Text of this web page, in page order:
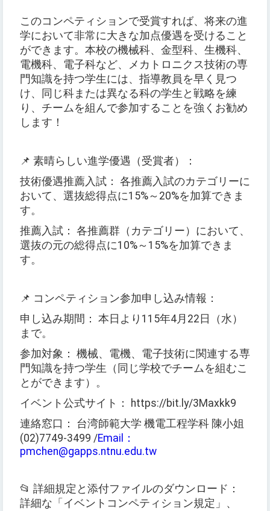
このコンペティションで受賞すれば、将来の進
学において非常に大きな加点優遇を受けること
ができます。本校の機械科、金型科、生機科、
電機科、電子科など、メカトロニクス技術の専
門知識を持つ学生には、指導教員を早く見つ
け、同じ科または異なる科の学生と戦略を練
り、チームを組んで参加することを強くお勧め
します！
📌 素晴らしい進学優遇（受賞者）：
技術優遇推薦入試： 各推薦入試のカテゴリーに
おいて、選抜総得点に15%～20%を加算できま
す。
推薦入試： 各推薦群（カテゴリー）において、
選抜の元の総得点に10%～15%を加算できま
す。
📌 コンペティション参加申し込み情報：
申し込み期間： 本日より115年4月22日（水）
まで。
参加対象： 機械、電機、電子技術に関連する専
門知識を持つ学生（同じ学校でチームを組むこ
とができます）。
イベント公式サイト： https://bit.ly/3Maxkk9
連絡窓口： 台湾師範大学 機電工程学科 陳小姐
(02)7749-3499 /Email：
pmchen@gapps.ntnu.edu.tw
📂 詳細規定と添付ファイルのダウンロード：
詳細な「イベントコンペティション規定」、